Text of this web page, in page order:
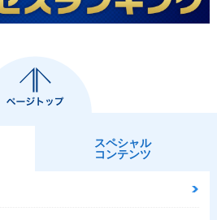
スペシャル
コンテンツ